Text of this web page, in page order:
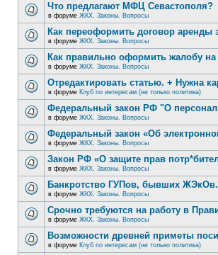
Что предлагают МФЦ Севастополя?
в форуме ЖКХ. Законы. Вопросы
Как переоформить договор аренды
в форуме ЖКХ. Законы. Вопросы
Как правильно оформить жалобу на
в форуме ЖКХ. Законы. Вопросы
Отредактировать статью. + Нужна
в форуме Клуб по интересам (не только политика)
Федеральный закон РФ "О
в форуме ЖКХ. Законы. Вопросы
Федеральный закон «Об
в форуме ЖКХ. Законы. Вопросы
Закон РФ «О защите прав
в форуме ЖКХ. Законы. Вопросы
Банкротство ГУПов, бывших ЖЭкОв.
в форуме ЖКХ. Законы. Вопросы
Срочно требуются на работу в
в форуме ЖКХ. Законы. Вопросы
Возможности древней приметы
в форуме Клуб по интересам (не только политика)